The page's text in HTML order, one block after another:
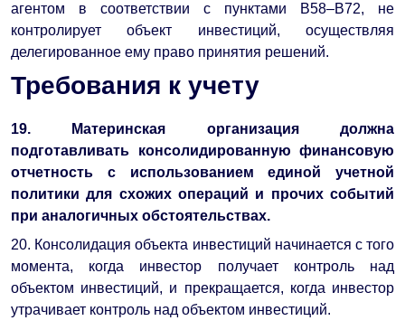
агентом в соответствии с пунктами B58–B72, не
контролирует объект инвестиций, осуществляя
делегированное ему право принятия решений.
Требования к учету
19. Материнская организация должна
подготавливать консолидированную финансовую
отчетность с использованием единой учетной
политики для схожих операций и прочих событий
при аналогичных обстоятельствах.
20. Консолидация объекта инвестиций начинается с того
момента, когда инвестор получает контроль над
объектом инвестиций, и прекращается, когда инвестор
утрачивает контроль над объектом инвестиций.